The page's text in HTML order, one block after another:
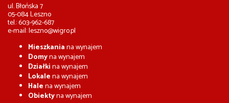
ul. Błońska 7
05-084 Leszno
tel.: 603-962-687
e-mail:leszno@wigro.pl
Mieszkaniana wynajem
Domyna wynajem
Działkina wynajem
Lokalena wynajem
Halena wynajem
Obiektyna wynajem